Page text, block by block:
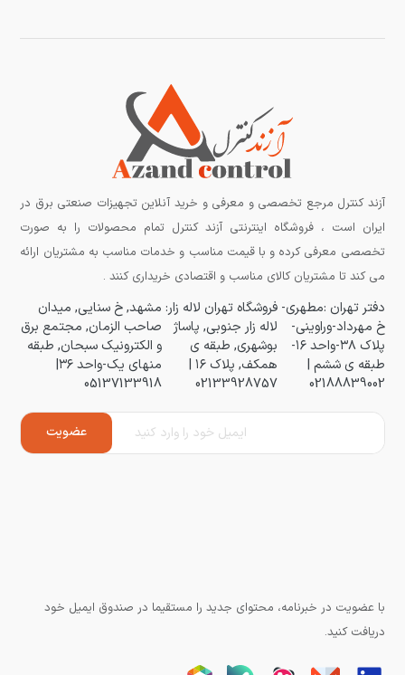
آزند کنترل مرجع تخصصی و معرفی و خرید آنلاین تجهیزات صنعتی برق در
ایران است ، فروشگاه اینترنتی آزند کنترل تمام محصولات را به صورت
تخصصی معرفی کرده و با قیمت مناسب و خدمات مناسب به مشتریان ارائه
می کند تا مشتریان کالای مناسب و اقتصادی خریداری کنند .
دفتر تهران :مطهری-
خ مهرداد-وراوینی-
پلاک ۳۸-واحد ۱۶-
طبقه ی ششم |
02188839002
فروشگاه تهران لاله زار:
لاله زار جنوبی, پاساژ
بوشهری, طبقه ی
همکف, پلاک ۱۶ |
02133928757
مشهد, خ سنایی, میدان
صاحب الزمان, مجتمع برق
و الکترونیک سبحان, طبقه
منهای یک-واحد ۳۶|
05137133918
با عضویت در خبرنامه، محتوای جدید را مستقیما در صندوق ایمیل خود
دریافت کنید.